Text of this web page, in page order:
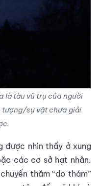
là tàu vũ trụ của người
tượng/sự vật chưa giải
được nhìn thấy ở xung
các cơ sở hạt nhân.
thăm “do thám”